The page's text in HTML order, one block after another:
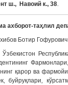
ш., Навоий к., 38.
ахборот-таҳлил
Ботир
қарор ва
буйруқлари,